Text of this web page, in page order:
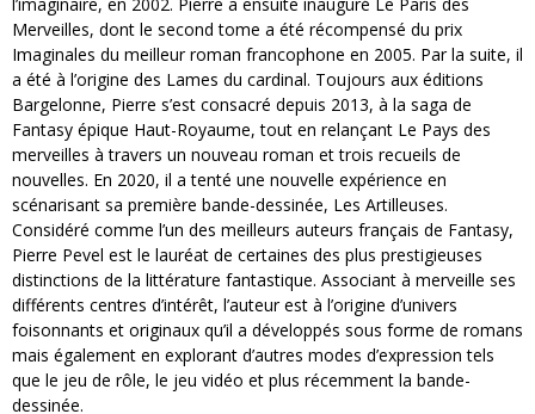
l’imaginaire, en 2002. Pierre a ensuite inauguré Le Paris des
Merveilles, dont le second tome a été récompensé du prix
Imaginales du meilleur roman francophone en 2005. Par la suite, il
a été à l’origine des Lames du cardinal. Toujours aux éditions
Bargelonne, Pierre s’est consacré depuis 2013, à la saga de
Fantasy épique Haut-Royaume, tout en relançant Le Pays des
merveilles à travers un nouveau roman et trois recueils de
nouvelles. En 2020, il a tenté une nouvelle expérience en
scénarisant sa première bande-dessinée, Les Artilleuses.
Considéré comme l’un des meilleurs auteurs français de Fantasy,
Pierre Pevel est le lauréat de certaines des plus prestigieuses
distinctions de la littérature fantastique. Associant à merveille ses
différents centres d’intérêt, l’auteur est à l’origine d’univers
foisonnants et originaux qu’il a développés sous forme de romans
mais également en explorant d’autres modes d’expression tels
que le jeu de rôle, le jeu vidéo et plus récemment la bande-
dessinée.